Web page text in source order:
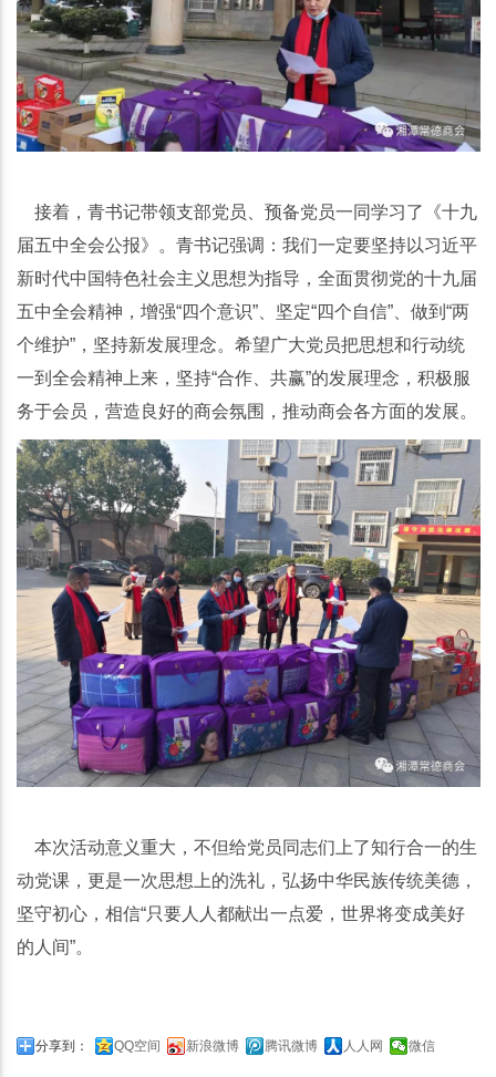
接着，青书记带领支部党员、预备党员一同学习了《十九
届五中全会公报》。青书记强调：我们一定要坚持以习近平
新时代中国特色社会主义思想为指导，全面贯彻党的十九届
五中全会精神，增强“四个意识”、坚定“四个自信”、做到“两
个维护”，坚持新发展理念。希望广大党员把思想和行动统
一到全会精神上来，坚持“合作、共赢”的发展理念，积极服
务于会员，营造良好的商会氛围，推动商会各方面的发展。
本次活动意义重大，不但给党员同志们上了知行合一的生
动党课，更是一次思想上的洗礼，弘扬中华民族传统美德，
坚守初心，相信“只要人人都献出一点爱，世界将变成美好
的人间”。
分享到： QQ空间 新浪微博 腾讯微博 人人网 微信